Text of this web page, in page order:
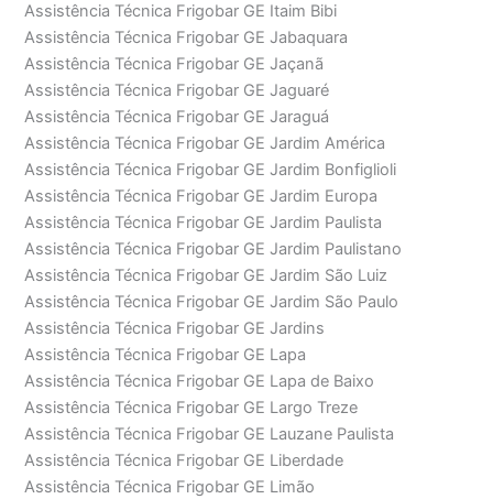
Assistência Técnica Frigobar GE Itaim Bibi
Assistência Técnica Frigobar GE Jabaquara
Assistência Técnica Frigobar GE Jaçanã
Assistência Técnica Frigobar GE Jaguaré
Assistência Técnica Frigobar GE Jaraguá
Assistência Técnica Frigobar GE Jardim América
Assistência Técnica Frigobar GE Jardim Bonfiglioli
Assistência Técnica Frigobar GE Jardim Europa
Assistência Técnica Frigobar GE Jardim Paulista
Assistência Técnica Frigobar GE Jardim Paulistano
Assistência Técnica Frigobar GE Jardim São Luiz
Assistência Técnica Frigobar GE Jardim São Paulo
Assistência Técnica Frigobar GE Jardins
Assistência Técnica Frigobar GE Lapa
Assistência Técnica Frigobar GE Lapa de Baixo
Assistência Técnica Frigobar GE Largo Treze
Assistência Técnica Frigobar GE Lauzane Paulista
Assistência Técnica Frigobar GE Liberdade
Assistência Técnica Frigobar GE Limão